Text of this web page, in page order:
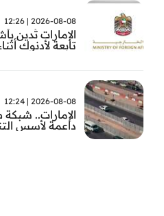
2026-08-08 | 12:26
الإمارات تُدين
تابعة لأدنوك
2026-08-08 | 12:24
الإمارات..
داعمة لأسس